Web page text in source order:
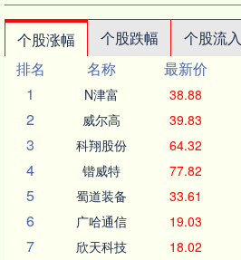
个股涨幅 个股跌幅 个股流入
排名
名称 最新价
1
N津富 38.88
2 威尔高 39.83
3 科翔股份 64.32
4 锴威特 77.82
5 蜀道装备 33.61
6 广哈通信 19.03
7 欣天科技 18.02